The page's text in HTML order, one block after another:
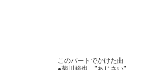
このパートでかけた曲